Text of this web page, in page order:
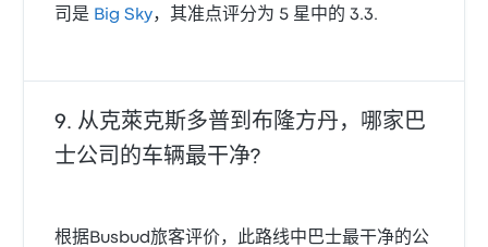
司是 Big Sky，其准点评分为 5 星中的 3.3.
从克萊克斯多普到布隆方丹，哪家巴
士公司的车辆最干净?
根据Busbud旅客评价，此路线中巴士最干净的公